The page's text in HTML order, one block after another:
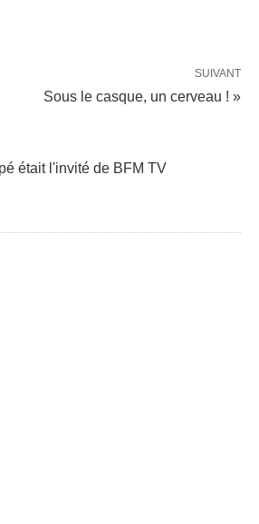
SUIVANT
Sous le casque, un cerveau ! »
était l'invité de BFM TV